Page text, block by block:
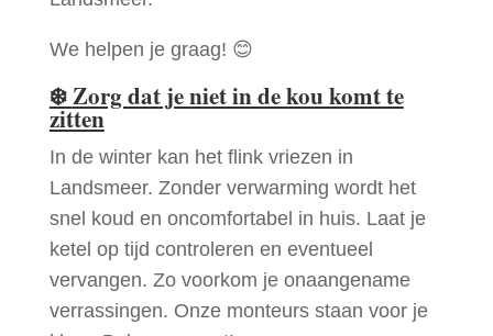
We helpen je graag! 😊
❄️Zorg dat je niet in de kou komt te
zitten
In de winter kan het flink vriezen in
Landsmeer. Zonder verwarming wordt het
snel koud en oncomfortabel in huis. Laat je
ketel op tijd controleren en eventueel
vervangen. Zo voorkom je onaangename
verrassingen. Onze monteurs staan voor je